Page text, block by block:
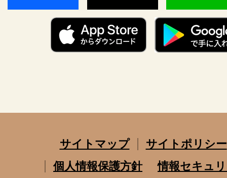
サイトマップ
サイトポリシー
個人情報保護方針
情報セキュ